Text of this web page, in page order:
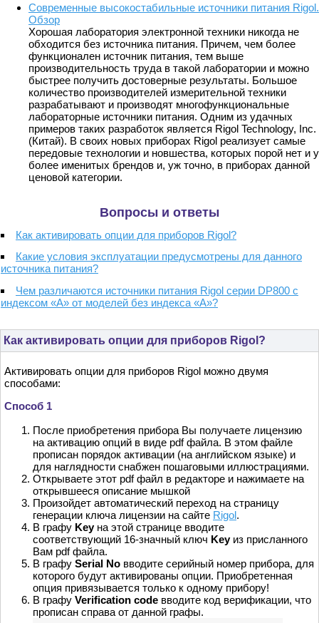
Современные высокостабильные источники питания Rigol.
Обзор
Хорошая лаборатория электронной техники никогда не
обходится без источника питания. Причем, чем более
функционален источник питания, тем выше
производительность труда в такой лаборатории и можно
быстрее получить достоверные результаты. Большое
количество производителей измерительной техники
разрабатывают и производят многофункциональные
лабораторные источники питания. Одним из удачных
примеров таких разработок является Rigol Technology, Inc.
(Китай). В своих новых приборах Rigol реализует самые
передовые технологии и новшества, которых порой нет и у
более именитых брендов и, уж точно, в приборах данной
ценовой категории.
Вопросы и ответы
Как активировать опции для приборов Rigol?
Какие условия эксплуатации предусмотрены для данного
источника питания?
Чем различаются источники питания Rigol серии DP800 с
индексом «A» от моделей без индекса «A»?
Как активировать опции для приборов Rigol?
Активировать опции для приборов Rigol можно двумя
способами:
Способ 1
После приобретения прибора Вы получаете лицензию
на активацию опций в виде pdf файла. В этом файле
прописан порядок активации (на английском языке) и
для наглядности снабжен пошаговыми иллюстрациями.
Открываете этот pdf файл в редакторе и нажимаете на
открывшееся описание мышкой
Произойдет автоматический переход на страницу
генерации ключа лицензии на сайте Rigol.
В графу Keyна этой странице вводите
соответствующий 16-значный ключ Keyиз присланного
Вам pdf файла.
В графу Serial No вводите серийный номер прибора, для
которого будут активированы опции. Приобретенная
опция привязывается только к одному прибору!
В графу Verification code вводите код верификации, что
прописан справа от данной графы.